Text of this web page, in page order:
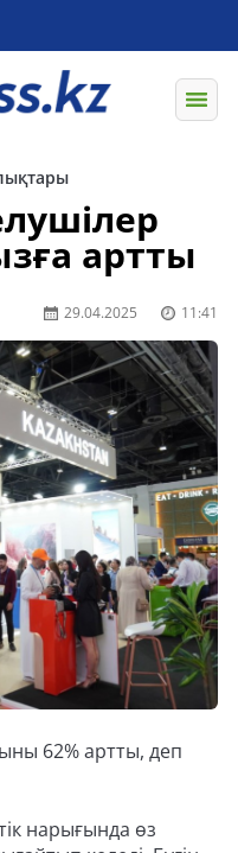
артты
29.04.2025 11:41
62% артты, деп
нарығында өз